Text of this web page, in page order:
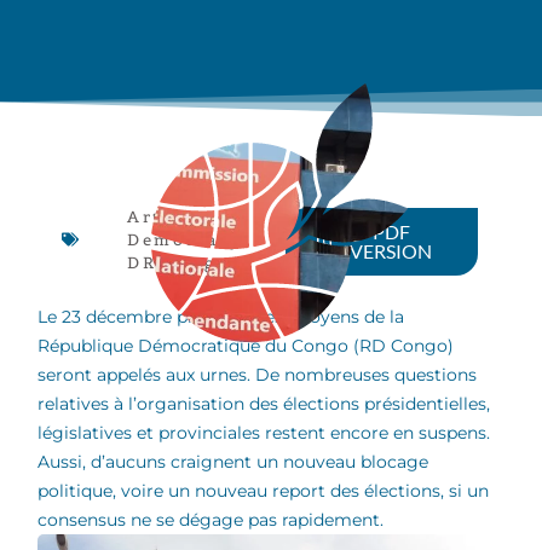
Article,
Democracy
,
DR Congo
PDF
VERSION
Le 23 décembre prochain, les citoyens de la
République Démocratique du Congo (RD Congo)
seront appelés aux urnes. De nombreuses questions
relatives à l’organisation des élections présidentielles,
législatives et provinciales restent encore en suspens.
Aussi, d’aucuns craignent un nouveau blocage
politique, voire un nouveau report des élections, si un
consensus ne se dégage pas rapidement.